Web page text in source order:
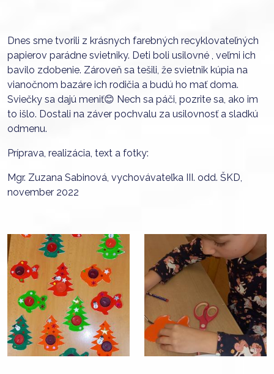
Dnes sme tvorili z krásnych farebných recyklovateľných
papierov parádne svietniky. Deti boli usilovné , veľmi ich
bavilo zdobenie. Zároveň sa tešili, že svietnik kúpia na
vianočnom bazáre ich rodičia a budú ho mať doma.
Sviečky sa dajú meniť😊 Nech sa páči, pozrite sa, ako im
to išlo. Dostali na záver pochvalu za usilovnosť a sladkú
odmenu.
Príprava, realizácia, text a fotky:
Mgr. Zuzana Sabinová, vychovávateľka III. odd. ŠKD,
november 2022